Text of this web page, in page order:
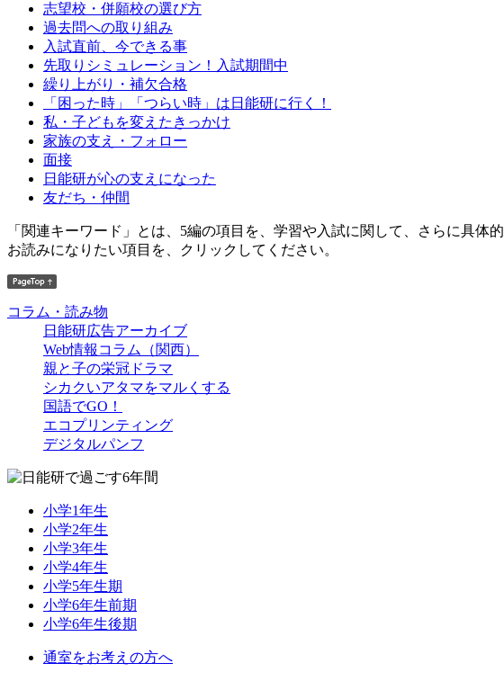
志望校・併願校の選び方
過去問への取り組み
入試直前、今できる事
先取りシミュレーション！入試期間中
繰り上がり・補欠合格
「困った時」「つらい時」は日能研に行く！
私・子どもを変えたきっかけ
家族の支え・フォロー
面接
日能研が心の支えになった
友だち・仲間
「関連キーワード」とは、5編の項目を、学習や入試に関して、さらに具体
お読みになりたい項目を、クリックしてください。
コラム・読み物
日能研広告アーカイブ
Web情報コラム（関西）
親と子の栄冠ドラマ
シカクいアタマをマルくする
国語でGO！
エコプリンティング
デジタルパンフ
小学1年生
小学2年生
小学3年生
小学4年生
小学5年生期
小学6年生前期
小学6年生後期
通室をお考えの方へ